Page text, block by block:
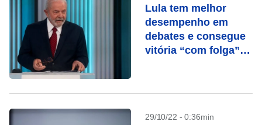
Lula tem melhor
desempenho em
debates e consegue
vitória “com folga”
29/10/22 - 0:36min